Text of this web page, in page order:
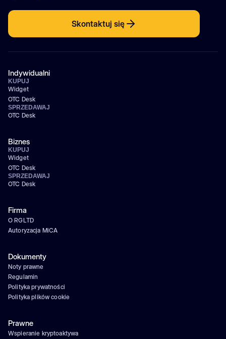
Skontaktuj się
Indywidualni
KUPUJ
Widget
OTC Desk
SPRZEDAWAJ
OTC Desk
Biznes
KUPUJ
Widget
OTC Desk
SPRZEDAWAJ
OTC Desk
Firma
O RGLTD
Autoryzacja MiCA
Dokumenty
Noty prawne
Regulamin
Polityka prywatności
Polityka plików cookie
Prawne
Wspieranie kryptoaktywa